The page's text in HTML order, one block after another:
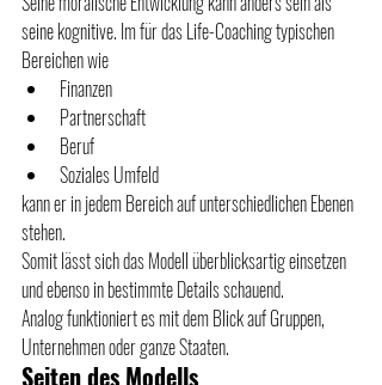
seine kognitive. Im für das Life-Coaching typischen
Bereichen wie
Finanzen
Partnerschaft
Beruf
Soziales Umfeld
kann er in jedem Bereich auf unterschiedlichen Ebenen
stehen.
Somit lässt sich das Modell überblicksartig einsetzen
und ebenso in bestimmte Details schauend.
Analog funktioniert es mit dem Blick auf Gruppen,
Unternehmen oder ganze Staaten.
Seiten des Modells